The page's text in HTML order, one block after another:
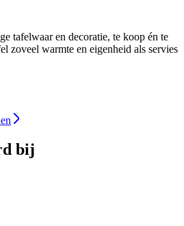
tafelwaar en decoratie, te koop én te
zoveel warmte en eigenheid als servies
bij